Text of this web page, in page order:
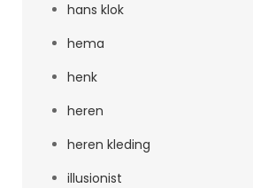
hans klok
hema
henk
heren
heren kleding
illusionist